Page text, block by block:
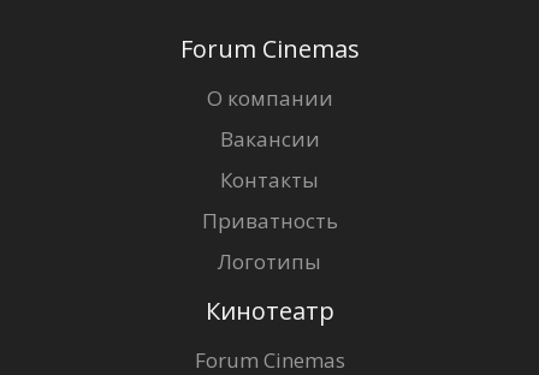
Forum Cinemas
О компании
Вакансии
Контакты
Приватность
Логотипы
Кинотеатр
Forum Cinemas